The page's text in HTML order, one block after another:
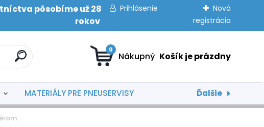
pôsobíme už 28
rokov
Prihlásenie
Nová
registrácia
0
MATERIÁLY PRE PNEUSERVISY Ďalšie